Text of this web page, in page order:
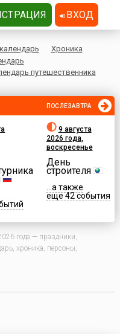
Хроника
путешественника
ПОСЛЕЗАВТРА
9 августа
2026 года,
воскресенье
День
строителя
...а также
еще 42 события
года — праздники,
хроника, персоны,
ВХОД